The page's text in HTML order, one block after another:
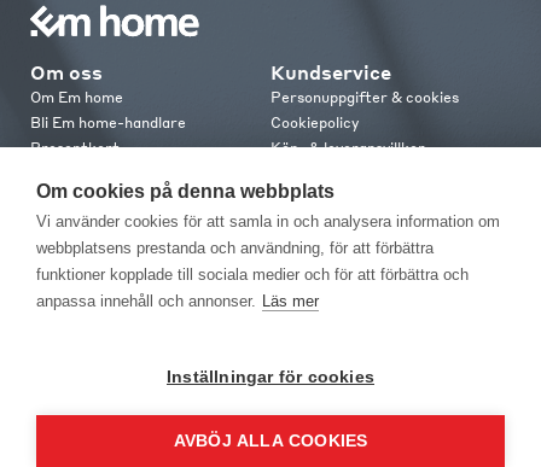
Om oss
Om Em home
Bli Em home-handlare
Presentkort
Em home Club
Medlemsvillkor
Kundservice
Personuppgifter & cookies
Cookiepolicy
Köp- & leveransvillkor
Retur & reklamation
Kontakt
Kontakta oss
Om cookies på denna webbplats
Vi använder cookies för att samla in och analysera information om
webbplatsens prestanda och användning, för att förbättra
funktioner kopplade till sociala medier och för att förbättra och
anpassa innehåll och annonser. Läs mer
Inställningar för cookies
AVBÖJ ALLA COOKIES